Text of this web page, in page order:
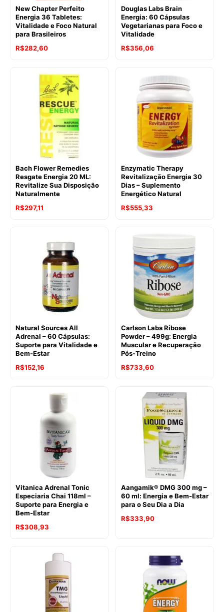
New Chapter Perfeito
Energia 36 Tabletes:
Vitalidade e Foco Natural
para Brasileiros
R$282,60
Douglas Labs Brain
Energia: 60 Cápsulas
Vegetarianas para Foco e
Vitalidade
R$356,06
Bach Flower Remedies
Resgate Energia 20 ML:
Revitalize Sua Disposição
Naturalmente
R$297,11
Enzymatic Therapy
Revitalização Energia 30
Dias – Suplemento
Energético Natural
R$555,33
Natural Sources All
Adrenal – 60 Cápsulas:
Suporte para Vitalidade e
Bem-Estar
R$152,16
Carlson Labs Ribose
Powder – 499g: Energia
Muscular e Recuperação
Pós-Treino
R$733,60
Vitanica Adrenal Tonic
Especiaria Chai 118ml –
Suporte para Energia e
Bem-Estar
R$308,93
Aangamik® DMG 300 mg –
60 ml: Energia e Bem-Estar
para o Seu Dia a Dia
R$333,90